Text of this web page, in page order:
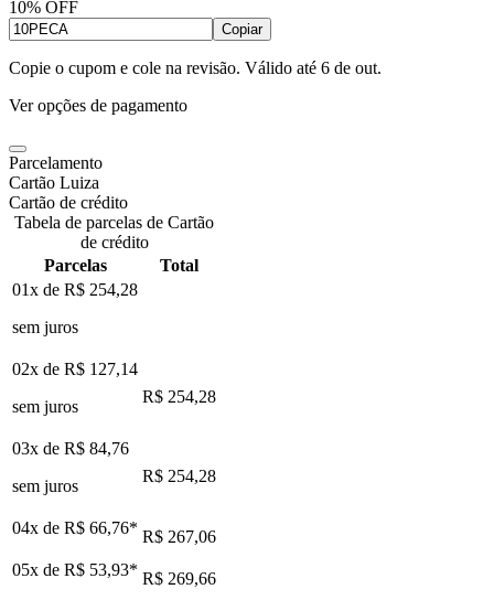
10% OFF
Copiar
Copie o cupom e cole na revisão. Válido até 6 de out.
Ver opções de pagamento
Parcelamento
Cartão Luiza
Cartão de crédito
Tabela de parcelas de Cartão
de crédito
Parcelas
Total
01x de R$ 254,28
sem juros
02x de R$ 127,14
sem juros
R$ 254,28
03x de R$ 84,76
sem juros
R$ 254,28
04x de R$ 66,76* R$ 267,06
05x de R$ 53,93* R$ 269,66